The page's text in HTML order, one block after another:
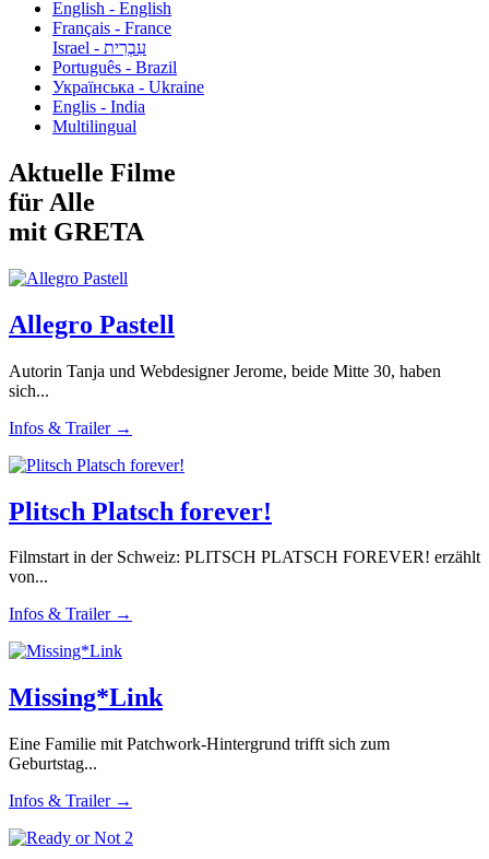
English - English
Français - France
עִבְרִית - Israel
Português - Brazil
Українська - Ukraine
Englis - India
Multilingual
Aktuelle Filme
für Alle
mit GRETA
Allegro Pastell
Autorin Tanja und Webdesigner Jerome, beide Mitte 30, haben
sich...
Infos & Trailer →
Plitsch Platsch forever!
Filmstart in der Schweiz: PLITSCH PLATSCH FOREVER! erzählt
von...
Infos & Trailer →
Missing*Link
Eine Familie mit Patchwork-Hintergrund trifft sich zum
Geburtstag...
Infos & Trailer →